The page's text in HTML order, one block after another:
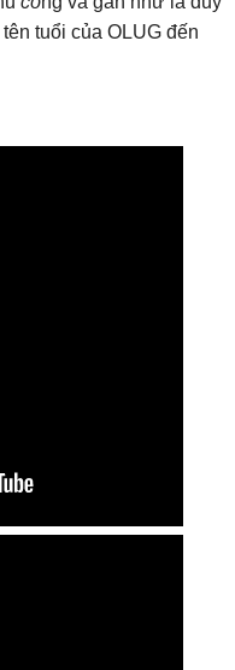
tuổi của OLUG đến